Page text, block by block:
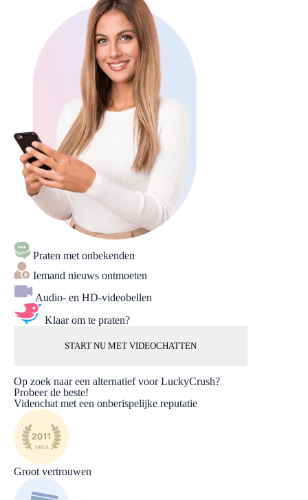
Praten met onbekenden
Iemand nieuws ontmoeten
Audio- en HD-videobellen
Klaar om te praten?
START NU MET VIDEOCHATTEN
Op zoek naar een alternatief voor LuckyCrush?
Probeer de beste!
Videochat met een onberispelijke reputatie
Groot vertrouwen